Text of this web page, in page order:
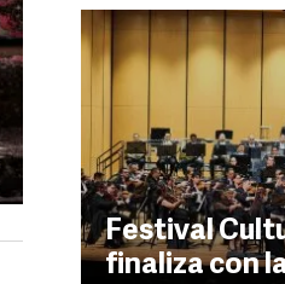
Festival
finaliza con